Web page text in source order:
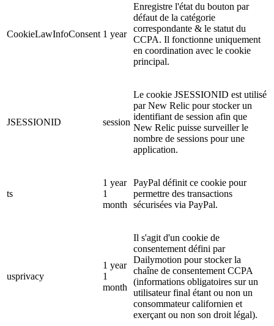
CookieLawInfoConsent 1 year
Enregistre l'état du bouton par
défaut de la catégorie
correspondante & le statut du
CCPA. Il fonctionne uniquement
en coordination avec le cookie
principal.
JSESSIONID session
Le cookie JSESSIONID est utilisé
par New Relic pour stocker un
identifiant de session afin que
New Relic puisse surveiller le
nombre de sessions pour une
application.
ts
1 year
1
month
PayPal définit ce cookie pour
permettre des transactions
sécurisées via PayPal.
usprivacy
1 year
1
month
Il s'agit d'un cookie de
consentement défini par
Dailymotion pour stocker la
chaîne de consentement CCPA
(informations obligatoires sur un
utilisateur final étant ou non un
consommateur californien et
exerçant ou non son droit légal).